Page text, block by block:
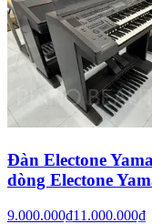
Đàn Electone
dòng Electone
9.000.000₫11.000.000₫